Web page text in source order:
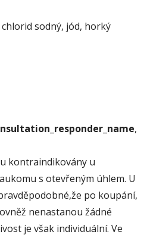
sodný, jód, horký
,
kontraindikovány u
s otevřeným úhlem. U
po koupání,
nenastanou žádné
je však individuální. Ve